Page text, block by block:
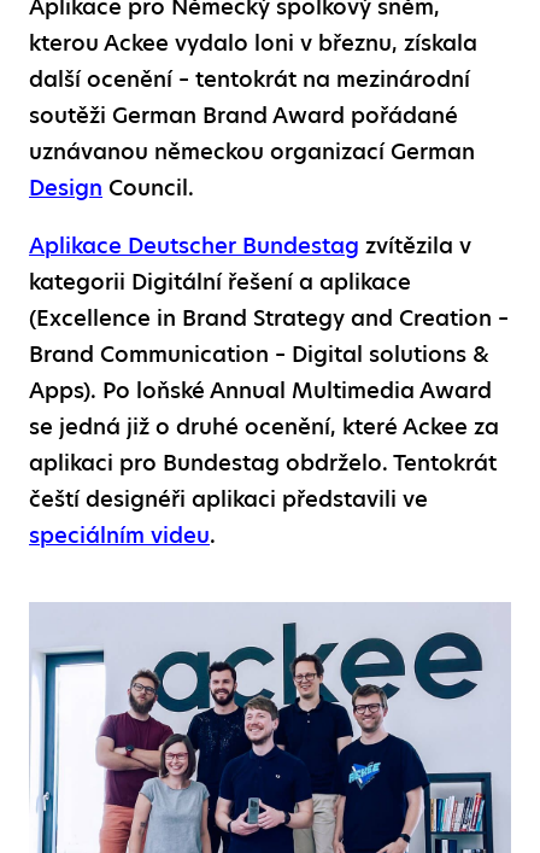
Aplikace pro Německý spolkový sněm,
kterou Ackee vydalo loni v březnu, získala
další ocenění – tentokrát na mezinárodní
soutěži German Brand Award pořádané
uznávanou německou organizací German
Design Council.
Aplikace Deutscher Bundestag zvítězila v
kategorii Digitální řešení a aplikace
(Excellence in Brand Strategy and Creation –
Brand Communication – Digital solutions &
Apps). Po loňské Annual Multimedia Award
se jedná již o druhé ocenění, které Ackee za
aplikaci pro Bundestag obdrželo. Tentokrát
čeští designéři aplikaci představili ve
speciálním videu.